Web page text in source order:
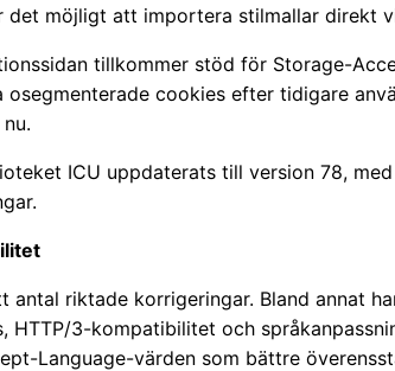
det möjligt att importera stilmallar direkt
tillkommer stöd för Storage-
cookies efter tidigare
ICU uppdaterats till version 78,
antal riktade korrigeringar. Bland annat
HTTP/3-kompatibilitet och
Language-värden som bättre